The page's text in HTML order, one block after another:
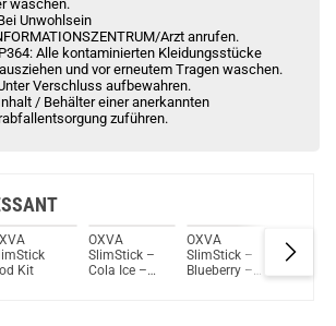
waschen.
Unwohlsein
Arzt anrufen.
Alle kontaminierten Kleidungsstücke
und vor erneutem Tragen waschen.
Verschluss aufbewahren.
/ Behälter einer anerkannten
zuführen.
Kit
OXVA
SlimStick –
Cola Ice –
OXVA
SlimStick –
Blueberry –
OXVA